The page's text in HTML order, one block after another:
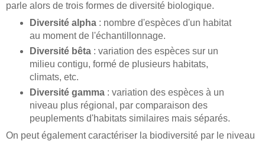
parle alors de trois formes de diversité biologique.
Diversité alpha: nombre d'espèces d'un habitat
au moment de l'échantillonnage.
Diversité bêta: variation des espèces sur un
milieu contigu, formé de plusieurs habitats,
climats, etc.
Diversité gamma: variation des espèces à un
niveau plus régional, par comparaison des
peuplements d'habitats similaires mais séparés.
On peut également caractériser la biodiversité par le niveau